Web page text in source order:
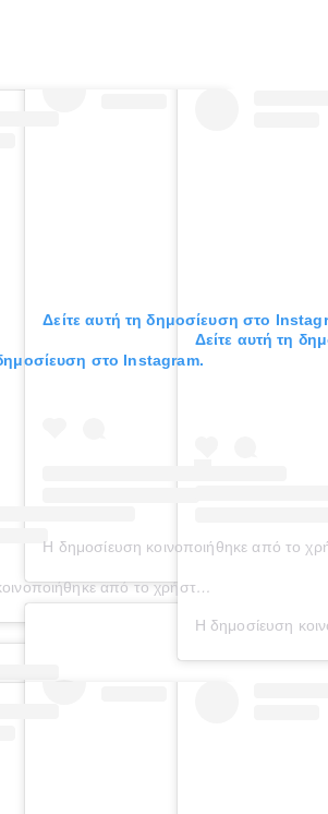
στο Instagram.
από το χρήστη Physio-center
Δείτε αυτή τη δημοσίευση στο
Η δημοσίευση κοινοποιήθηκε από το
Δείτε αυτή τη
Η δημοσίευση